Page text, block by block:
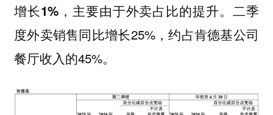
增长1%，主要由于外卖占比的提升。二季
度外卖销售同比增长25%，约占肯德基公司
餐厅收入的45%。